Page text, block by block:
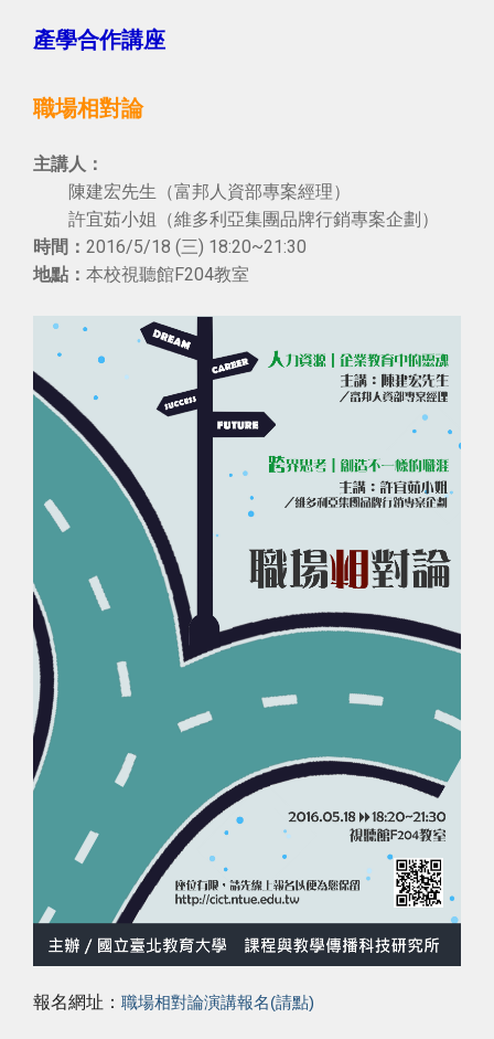
產學合作講座
職場相對論
主講人：
陳建宏先生（富邦人資部專案經理）
許宜茹小姐（維多利亞集團品牌行銷專案企劃）
時間： 2016/5/18 (三) 18:20~21:30
地點： 本校視聽館F204教室
報名網址： 職場相對論演講報名(請點)